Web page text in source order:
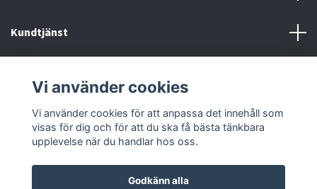
Kundtjänst
Sociala medier
Vi använder cookies
Vi använder cookies för att anpassa det innehåll som
visas för dig och för att du ska få bästa tänkbara
upplevelse när du handlar hos oss.
Godkänn alla